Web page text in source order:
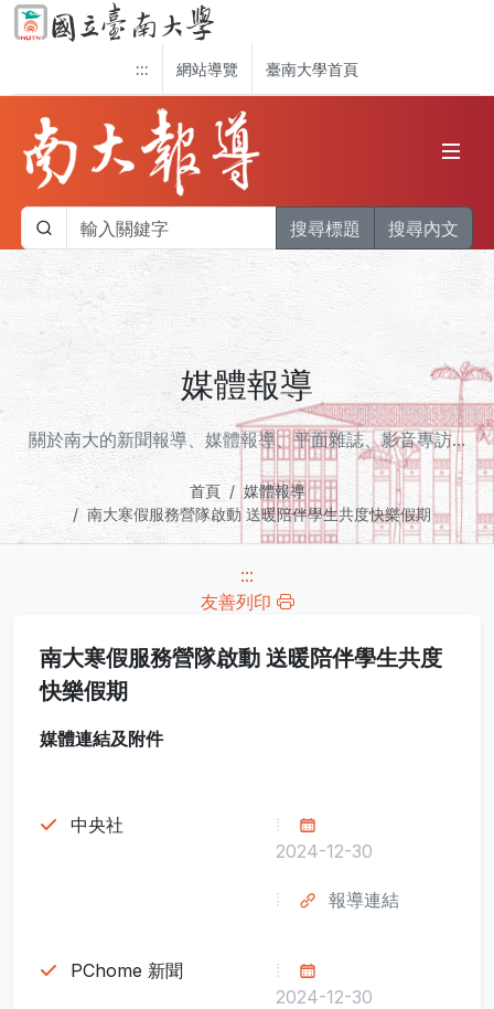
::: 網站導覽 臺南大學首頁
搜尋標題 搜尋內文
媒體報導
關於南大的新聞報導、媒體報導、平面雜誌、影音專訪...
首頁
媒體報導
南大寒假服務營隊啟動 送暖陪伴學生共度快樂假期
:::
友善列印
南大寒假服務營隊啟動 送暖陪伴學生共度
快樂假期
媒體連結及附件
中央社
2024-12-30
報導連結
PChome 新聞
2024-12-30